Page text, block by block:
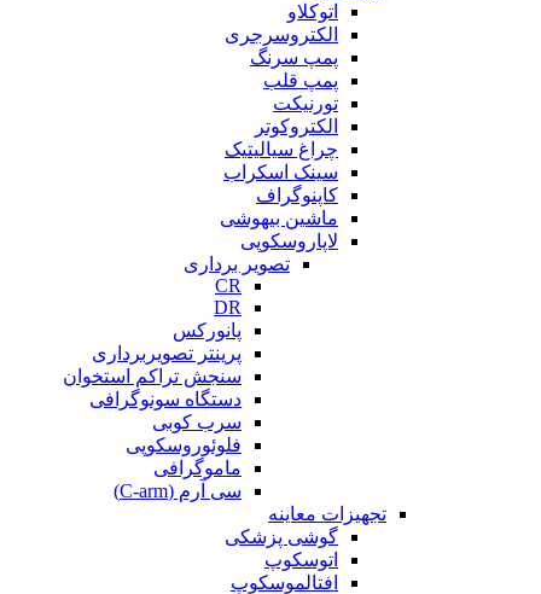
اتوکلاو
الکتروسرجری
پمپ سرنگ
پمپ قلب
تورنیکت
الکتروکوتر
چراغ سیالیتیک
سینک اسکراب
کاپنوگراف
ماشین بیهوشی
لاپاروسکوپی
تصویر برداری
CR
DR
پانورکس
پرینتر تصویربرداری
سنجش تراکم استخوان
دستگاه سونوگرافی
سرب کوبی
فلوئوروسکوپی
ماموگرافی
سی آرم (C-arm)
تجهیزات معاینه
گوشی پزشکی
اتوسکوپ
افتالموسکوپ